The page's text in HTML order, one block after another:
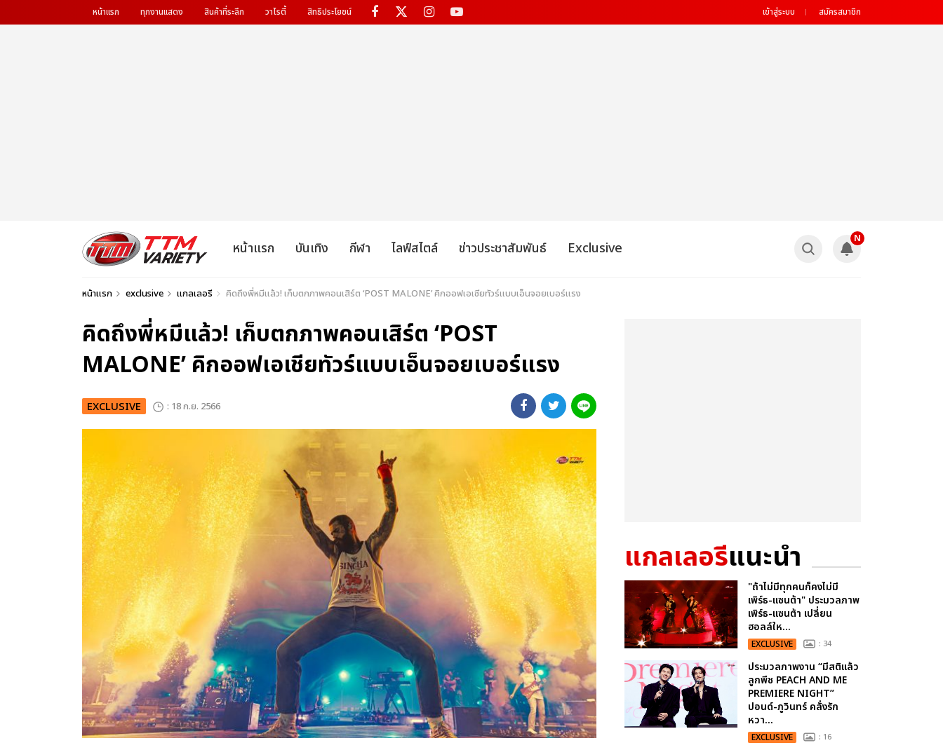
หน้าแรก ทุกงานแสดง สินค้าที่ระลึก วาไรตี้ สิทธิประโยชน์ เข้าสู่ระบบ สมัครสมาชิก
หน้าแรก บันเทิง กีฬา ไลฟ์สไตล์ ข่าวประชาสัมพันธ์ Exclusive
N
หน้าแรก exclusive แกลเลอรี คิดถึงพี่หมีแล้ว! เก็บตกภาพคอนเสิร์ต ‘POST MALONE’ คิกออฟเอเชียทัวร์แบบเอ็นจอยเบอร์แรง
คิดถึงพี่หมีแล้ว! เก็บตกภาพคอนเสิร์ต ‘POST
MALONE’ คิกออฟเอเชียทัวร์แบบเอ็นจอยเบอร์แรง
EXCLUSIVE : 18 ก.ย. 2566
แกลเลอรีแนะนำ
"ถ้าไม่มีทุกคนก็คงไม่มี
เพิร์ธ-แซนต้า" ประมวลภาพ
เพิร์ธ-แซนต้า เปลี่ยน
ฮอลล์ให...
EXCLUSIVE : 34
ประมวลภาพงาน “มีสติแล้ว
ลูกพีช PEACH AND ME
PREMIERE NIGHT”
ปอนด์-ภูวินทร์ คลั่งรัก
หวา...
EXCLUSIVE : 16